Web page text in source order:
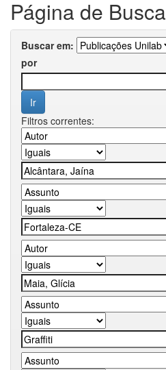
Página de Busca
Buscar em:
por
Filtros correntes: